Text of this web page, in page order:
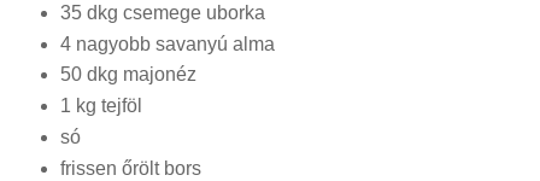
35 dkg csemege uborka
4 nagyobb savanyú alma
50 dkg majonéz
1 kg tejföl
só
frissen őrölt bors